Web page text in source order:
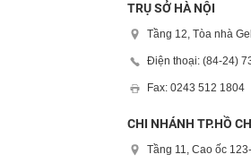
TRỤ SỞ HÀ NỘI
Tầng 12, Tòa nhà
Điện thoại: (84-24)
Fax: 0243 512 1804
CHI NHÁNH TP.HỒ
Tầng 11, Cao ốc